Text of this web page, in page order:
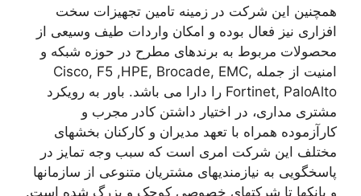
همچنین این شرکت در زمینه تامین تجهیزات سخت
افزاری نیز فعال بوده و امکان واردات طیف وسیعی از
محصولات مربوط به برندهای مطرح در حوزه شبکه و
امنیت از جمله Cisco, F5 ,HPE, Brocade, EMC,
Fortinet, PaloAlto را دارا می باشد. باور به رویکرد
مشتری مداری، در اختیار داشتن کادر مجرب و
کارآزموده همراه با تعهد مدیران و کارکنان بخشهای
مختلف این شرکت امری است که سبب وجه تمایز در
پاسخگویی به نیازمندیهای مشتریان متنوعی از سازمانها
و بانکها تا شرکتهای خصوصی کوچک و بزرگ شده است.